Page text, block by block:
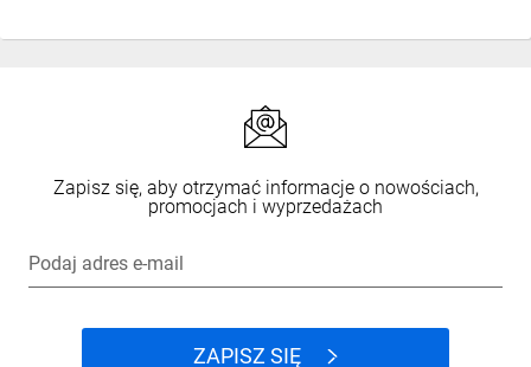
Zapisz się, aby otrzymać informacje o nowościach,
promocjach i wyprzedażach
Podaj adres e-mail
ZAPISZ SIĘ